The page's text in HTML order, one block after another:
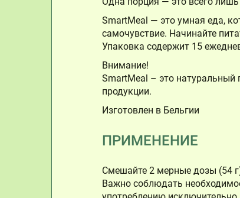
SmartMeal — это умная еда,
самочувствие. Начинайте
Упаковка содержит 15
Внимание!
SmartMeal – это натуральный
продукции.
Изготовлен в Бельгии
ПРИМЕНЕНИЕ
Смешайте 2 мерные дозы (54
Важно соблюдать